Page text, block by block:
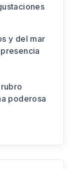
y del mar
poderosa